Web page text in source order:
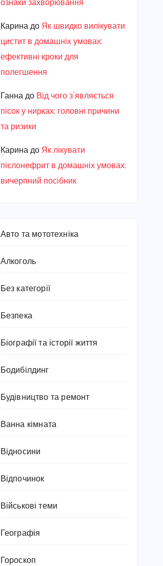
ознаки захворювання
Каринадо Як швидко вилікувати
цистит в домашніх умовах:
ефективні кроки для
полегшення
Ганнадо Від чого з’являється
пісок у нирках: головні причини
та ризики
Каринадо Як лікувати
пієлонефрит в домашніх умовах:
вичерпний посібник
Авто та мототехніка
Алкоголь
Без категорії
Безпека
Біографії та історії життя
Бодибілдинг
Будівництво та ремонт
Ванна кімната
Відносини
Відпочинок
Військові теми
Географія
Гороскоп